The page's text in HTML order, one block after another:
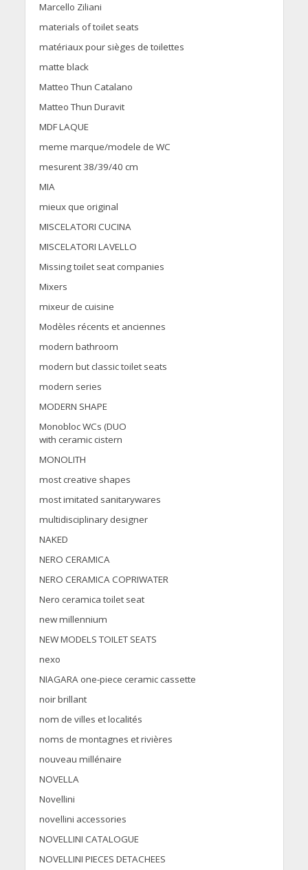
Marcello Ziliani
materials of toilet seats
matériaux pour sièges de toilettes
matte black
Matteo Thun Catalano
Matteo Thun Duravit
MDF LAQUE
meme marque/modele de WC
mesurent 38/39/40 cm
MIA
mieux que original
MISCELATORI CUCINA
MISCELATORI LAVELLO
Missing toilet seat companies
Mixers
mixeur de cuisine
Modèles récents et anciennes
modern bathroom
modern but classic toilet seats
modern series
MODERN SHAPE
Monobloc WCs (DUO
with ceramic cistern
MONOLITH
most creative shapes
most imitated sanitarywares
multidisciplinary designer
NAKED
NERO CERAMICA
NERO CERAMICA COPRIWATER
Nero ceramica toilet seat
new millennium
NEW MODELS TOILET SEATS
nexo
NIAGARA one-piece ceramic cassette
noir brillant
nom de villes et localités
noms de montagnes et rivières
nouveau millénaire
NOVELLA
Novellini
novellini accessories
NOVELLINI CATALOGUE
NOVELLINI PIECES DETACHEES